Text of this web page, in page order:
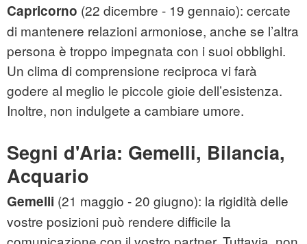
Capricorno (22 dicembre - 19 gennaio): cercate
di mantenere relazioni armoniose, anche se l’altra
persona è troppo impegnata con i suoi obblighi.
Un clima di comprensione reciproca vi farà
godere al meglio le piccole gioie dell’esistenza.
Inoltre, non indulgete a cambiare umore.
Segni d'Aria: Gemelli, Bilancia,
Acquario
Gemelli (21 maggio - 20 giugno): la rigidità delle
vostre posizioni può rendere difficile la